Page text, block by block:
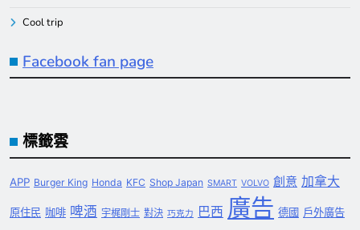
Cool trip
Facebook fan page
標籤雲
APP Burger King Honda KFC Shop Japan SMART VOLVO 創意 加拿大
原住民 咖啡 啤酒 宇梶剛士 對決 巧克力 巴西 廣告 德國 戶外廣告